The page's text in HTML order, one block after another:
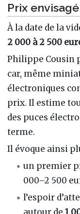
Prix
À la date de la
2 000 à 2 500
Philippe Cousin
car, même
électroniques
prix. Il estime
des puces
terme.
Il évoque ainsi
un premier
000–2 500
l’espoir